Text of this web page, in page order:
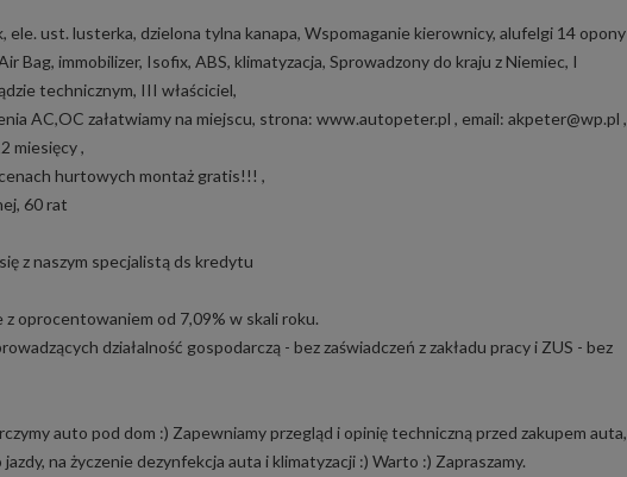
ele. ust. lusterka, dzielona tylna kanapa, Wspomaganie kierownicy, alufelgi 14 opony
Bag, immobilizer, Isofix, ABS, klimatyzacja, Sprowadzony do kraju z Niemiec, I
technicznym, III właściciel,
AC,OC załatwiamy na miejscu, strona: www.autopeter.pl , email: akpeter@wp.pl ,
miesięcy ,
hurtowych montaż gratis!!! ,
60 rat
z naszym specjalistą ds kredytu
oprocentowaniem od 7,09% w skali roku.
działalność gospodarczą - bez zaświadczeń z zakładu pracy i ZUS - bez
auto pod dom :) Zapewniamy przegląd i opinię techniczną przed zakupem auta,
na życzenie dezynfekcja auta i klimatyzacji :) Warto :) Zapraszamy.